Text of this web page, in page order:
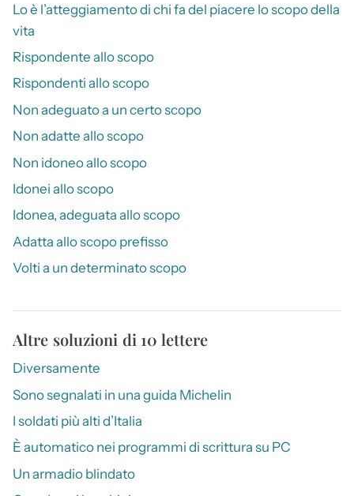
Lo è l’atteggiamento di chi fa del piacere lo scopo della
vita
Rispondente allo scopo
Rispondenti allo scopo
Non adeguato a un certo scopo
Non adatte allo scopo
Non idoneo allo scopo
Idonei allo scopo
Idonea, adeguata allo scopo
Adatta allo scopo prefisso
Volti a un determinato scopo
Altre soluzioni di 10 lettere
Diversamente
Sono segnalati in una guida Michelin
I soldati più alti d’Italia
È automatico nei programmi di scrittura su PC
Un armadio blindato